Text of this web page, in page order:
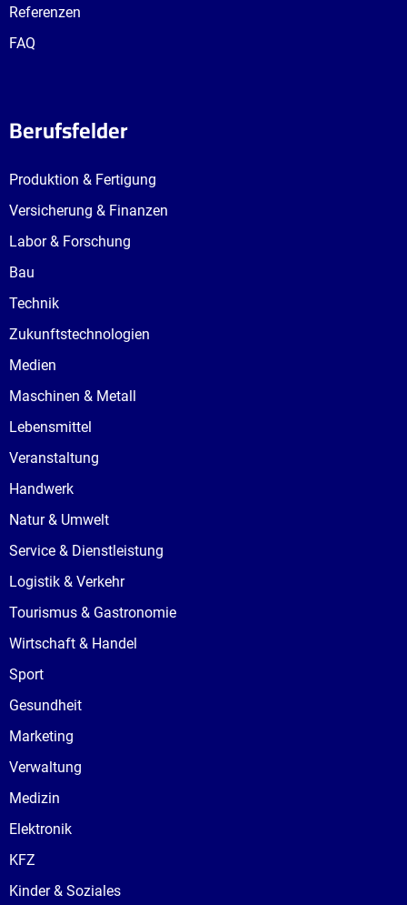
Referenzen
FAQ
Berufsfelder
Produktion & Fertigung
Versicherung & Finanzen
Labor & Forschung
Bau
Technik
Zukunftstechnologien
Medien
Maschinen & Metall
Lebensmittel
Veranstaltung
Handwerk
Natur & Umwelt
Service & Dienstleistung
Logistik & Verkehr
Tourismus & Gastronomie
Wirtschaft & Handel
Sport
Gesundheit
Marketing
Verwaltung
Medizin
Elektronik
KFZ
Kinder & Soziales